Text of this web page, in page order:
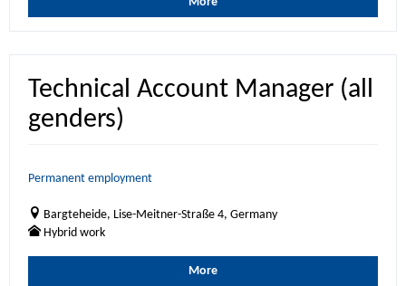
Technical Account Manager (all
genders)
Permanent employment
Bargteheide, Lise-Meitner-Straße 4, Germany
Hybrid work
More